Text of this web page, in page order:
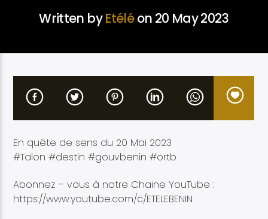
Current track
Artist
Etele en direct
Written byEtéléon 20 May 2023
En quête de sens du 20 Mai 2023
#Talon #destin #gouvbenin #ortb
Abonnez – vous à notre Chaine YouTube :
https://www.youtube.com/c/ETELEBENIN